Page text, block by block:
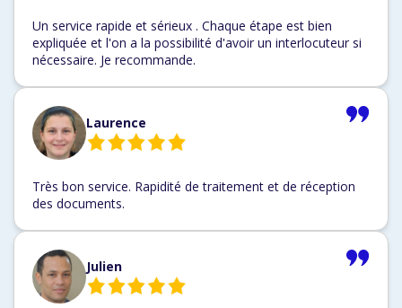
Un service rapide et sérieux . Chaque étape est bien
expliquée et l'on a la possibilité d'avoir un interlocuteur si
nécessaire. Je recommande.
Laurence
Très bon service. Rapidité de traitement et de réception
des documents.
Julien